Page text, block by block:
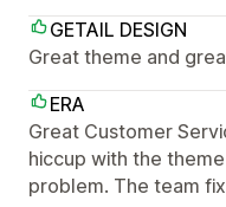
GETAIL DESIGN
Great theme and
ERA
Great Customer
hiccup with the
problem. The team